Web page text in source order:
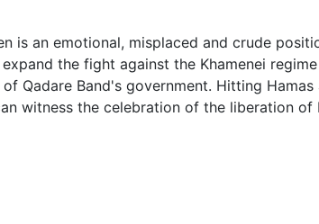
an emotional, misplaced and crude
the fight against the Khamenei
Band's government. Hitting Hamas
witness the celebration of the liberation